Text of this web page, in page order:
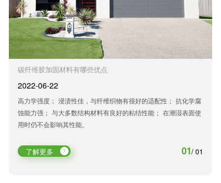
碳纤维胶加固材料有哪些优点
2022-06-22
高力学强度； 浸渍性佳，与纤维织物有很好的适配性； 抗化学腐
蚀能力强； 与大多数结构材料有良好的粘结性能； 在潮湿表面使
用时仍不会影响其性能。
了解更多 01/ 01